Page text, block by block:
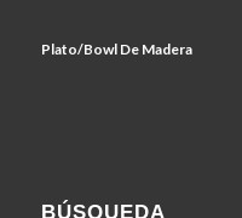
Plato/Bowl De Madera
BÚSQUEDA